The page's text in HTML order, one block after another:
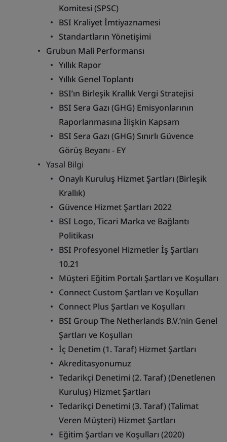
Komitesi (SPSC)
BSI Kraliyet İmtiyaznamesi
Standartların Yönetişimi
Grubun Mali Performansı
Yıllık Rapor
Yıllık Genel Toplantı
BSI’ın Birleşik Krallık Vergi Stratejisi
BSI Sera Gazı (GHG) Emisyonlarının
Raporlanmasına İlişkin Kapsam
BSI Sera Gazı (GHG) Sınırlı Güvence
Görüş Beyanı - EY
Yasal Bilgi
Onaylı Kuruluş Hizmet Şartları (Birleşik
Krallık)
Güvence Hizmet Şartları 2022
BSI Logo, Ticari Marka ve Bağlantı
Politikası
BSI Profesyonel Hizmetler İş Şartları
10.21
Müşteri Eğitim Portalı Şartları ve Koşulları
Connect Custom Şartları ve Koşulları
Connect Plus Şartları ve Koşulları
BSI Group The Netherlands B.V.’nin Genel
Şartları ve Koşulları
İç Denetim (1. Taraf) Hizmet Şartları
Akreditasyonumuz
Tedarikçi Denetimi (2. Taraf) (Denetlenen
Kuruluş) Hizmet Şartları
Tedarikçi Denetimi (3. Taraf) (Talimat
Veren Müşteri) Hizmet Şartları
Eğitim Şartları ve Koşulları (2020)